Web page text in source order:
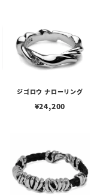
ジゴロウ ナローリング
¥24,200